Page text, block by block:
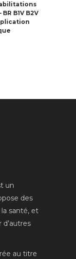
B1V B2V
un
des
santé, et
d’autres
au titre